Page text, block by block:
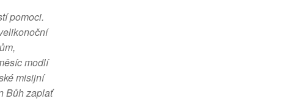
pomoci.
modlí
misijní
Bůh zaplať